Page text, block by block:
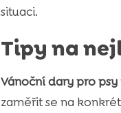
situaci.
Tipy na
Vánoční dary pro psy
zaměřit se na